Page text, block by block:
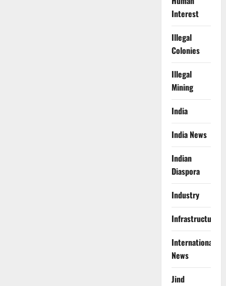
Interest
Illegal
Colonies
Illegal
Mining
India
India News
Indian
Diaspora
Industry
Infrastructure
International
News
Jind